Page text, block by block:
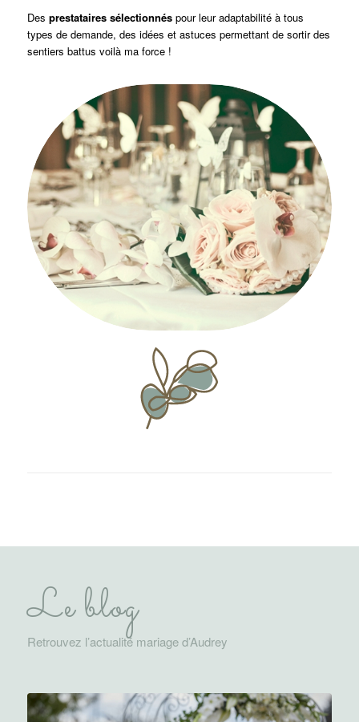
Des prestataires sélectionnéspour leur adaptabilité à tous
types de demande, des idées et astuces permettant de sortir des
sentiers battus voilà ma force !
Le blog
Retrouvez l’actualité mariage d’Audrey